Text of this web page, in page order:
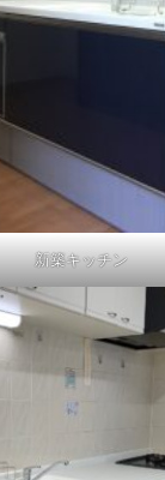
新築キッチン